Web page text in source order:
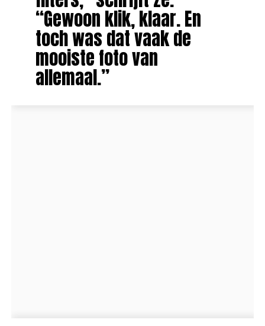
“Gewoon klik, klaar. En
toch was dat vaak de
mooiste foto van
allemaal.”